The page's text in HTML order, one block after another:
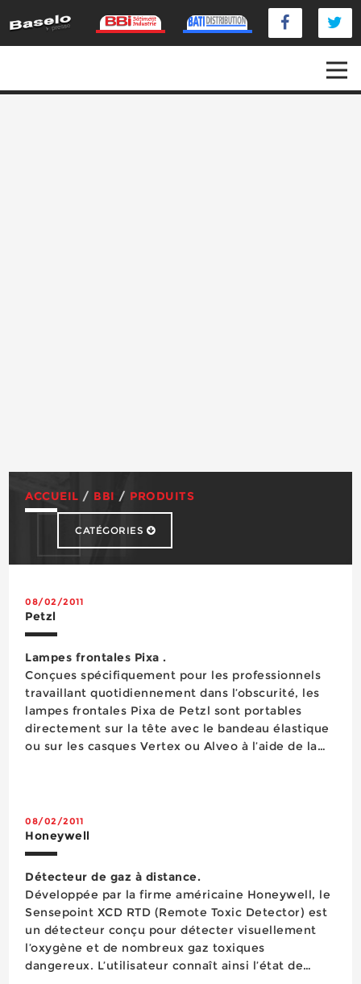
ACCUEIL / BBI / PRODUITS
CATÉGORIES
Abrasifs
Accès en hauteur
Adhésifs
Cagoule de soudage
Chaussures de sécurité
Chimie du bâtiment
Colles & Mastics
Consommables
Couverture
Découpage
Equipement d'atelier
Equipement de chantier
Etanchéité
Façade
Fixation
Flexible
Gants de protection
Hygiène & soins
08/02/2011
Petzl
Lampes frontales Pixa .
Conçues spécifiquement pour les professionnels
travaillant quotidiennement dans l’obscurité, les
lampes frontales Pixa de Petzl sont portables
directement sur la tête avec le bandeau élastique
ou sur les casques Vertex ou Alveo à l’aide de la
08/02/2011
Honeywell
Détecteur de gaz à distance.
Développée par la firme américaine Honeywell, le
Sensepoint XCD RTD (Remote Toxic Detector) est
un détecteur conçu pour détecter visuellement
l’oxygène et de nombreux gaz toxiques
dangereux. L’utilisateur connaît ainsi l’état de